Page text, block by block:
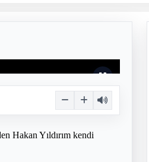
Hakan Yıldırım kendi